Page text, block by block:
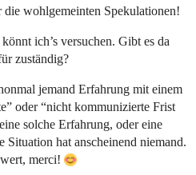
wohlgemeinten Spekulationen!
ich’s versuchen. Gibt es da
zuständig?
jemand Erfahrung mit einem
oder “nicht kommunizierte Frist
solche Erfahrung, oder eine
Situation hat anscheinend niemand.
merci!